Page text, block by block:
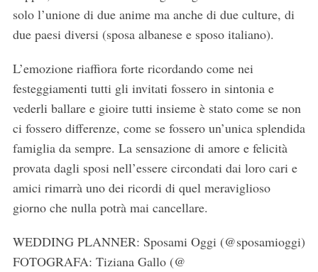
solo l’unione di due anime ma anche di due culture, di
due paesi diversi (sposa albanese e sposo italiano).
L’emozione riaffiora forte ricordando come nei
festeggiamenti tutti gli invitati fossero in sintonia e
vederli ballare e gioire tutti insieme è stato come se non
ci fossero differenze, come se fossero un’unica splendida
famiglia da sempre. La sensazione di amore e felicità
provata dagli sposi nell’essere circondati dai loro cari e
amici rimarrà uno dei ricordi di quel meraviglioso
giorno che nulla potrà mai cancellare.
WEDDING PLANNER: Sposami Oggi (@sposamioggi)
FOTOGRAFA: Tiziana Gallo (@